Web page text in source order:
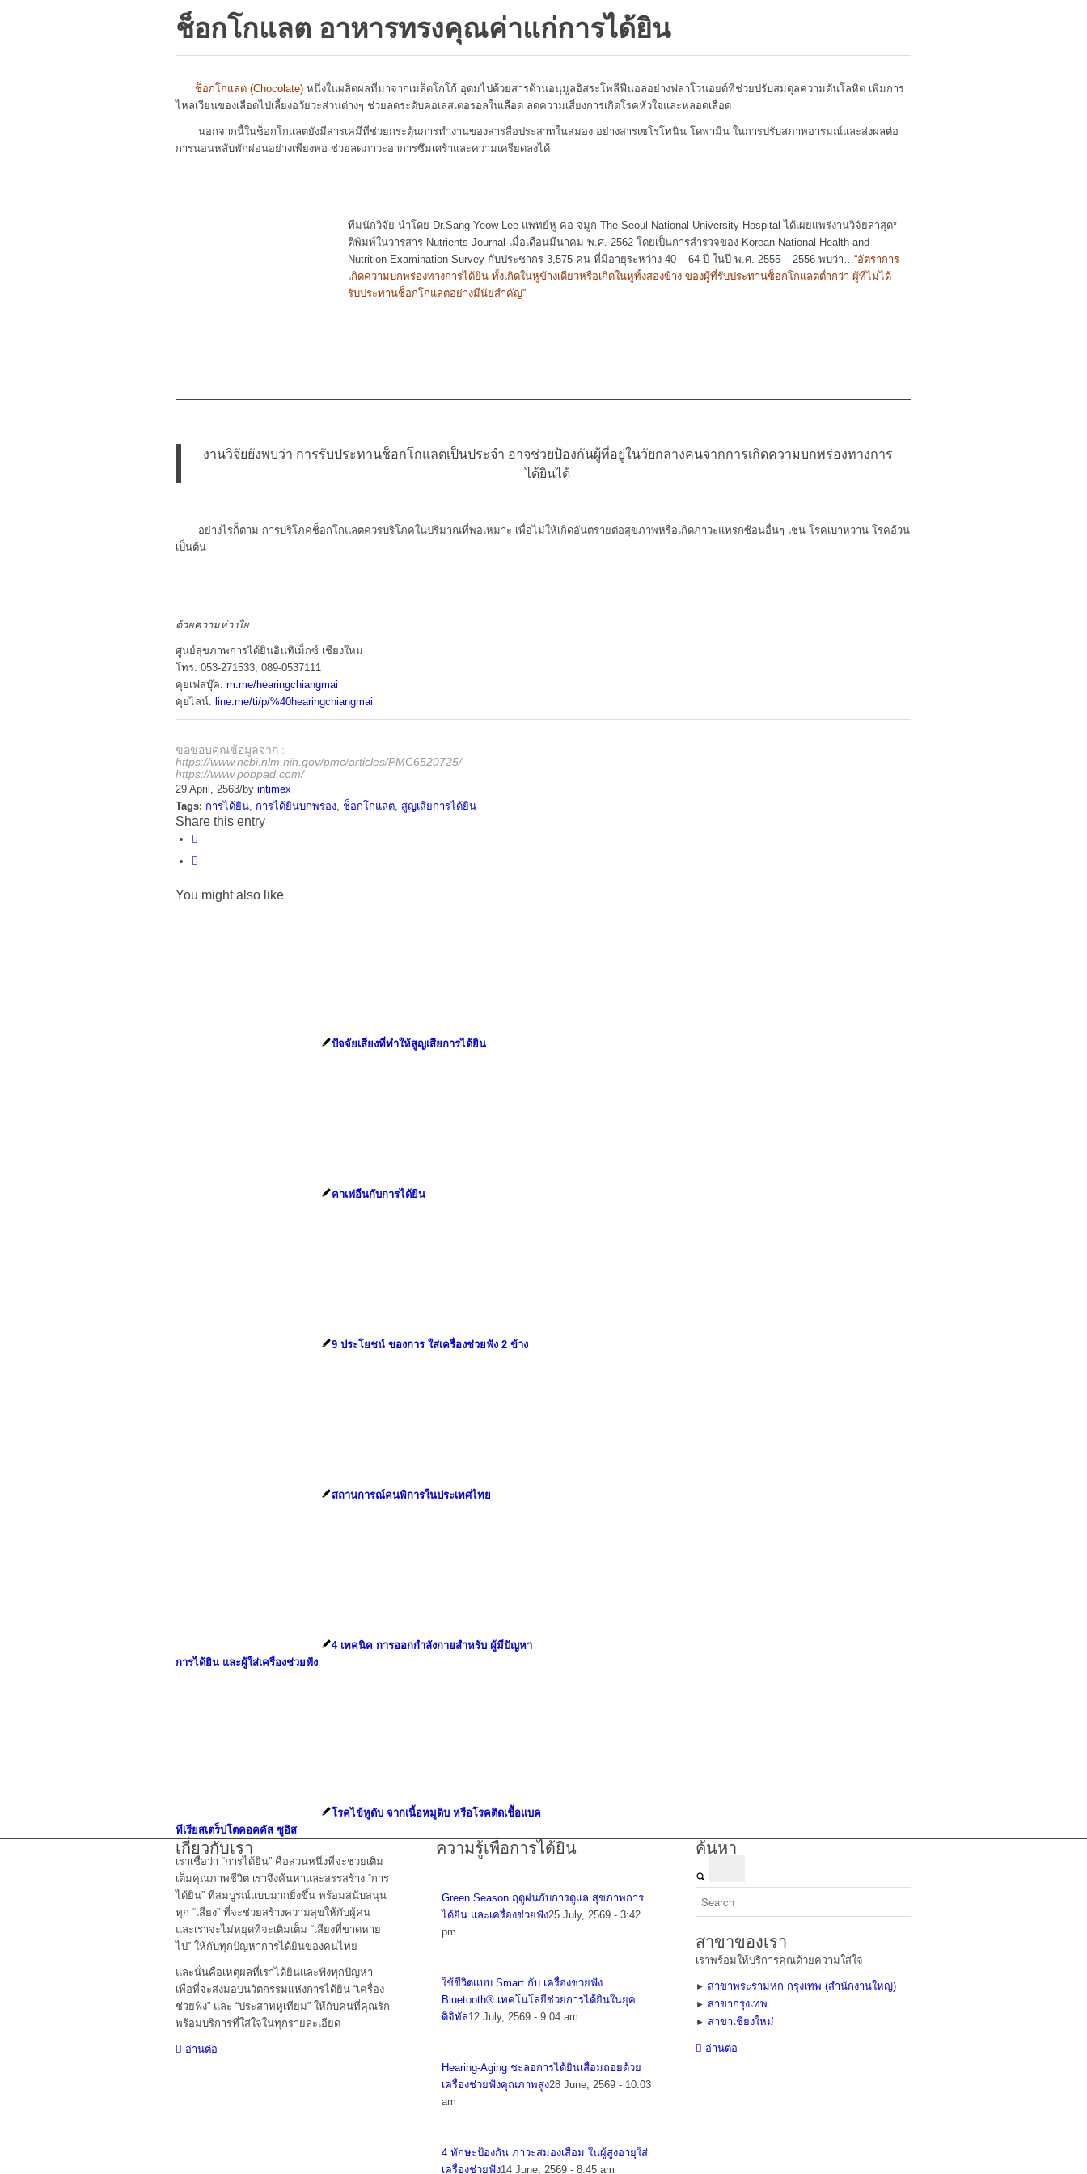
ช็อกโกแลต อาหารทรงคุณค่าแก่การได้ยิน
ช็อกโกแลต (Chocolate) หนึ่งในผลิตผลที่มาจากเมล็ดโกโก้ อุดมไปด้วยสารต้านอนุมูลอิสระโพลีฟีนอลอย่างฟลาโวนอยด์ที่ช่วยปรับสมดุลความดันโลหิต เพิ่มการ
ไหลเวียนของเลือดไปเลี้ยงอวัยวะส่วนต่างๆ ช่วยลดระดับคอเลสเตอรอลในเลือด ลดความเสี่ยงการเกิดโรคหัวใจและหลอดเลือด
นอกจากนี้ในช็อกโกแลตยังมีสารเคมีที่ช่วยกระตุ้นการทำงานของสารสื่อประสาทในสมอง อย่างสารเซโรโทนิน โดพามีน ในการปรับสภาพอารมณ์และส่งผลต่อ
การนอนหลับพักผ่อนอย่างเพียงพอ ช่วยลดภาวะอาการซึมเศร้าและความเครียดลงได้
ทีมนักวิจัย นำโดย Dr.Sang-Yeow Lee แพทย์หู คอ จมูก The Seoul National University Hospital ได้เผยแพร่งานวิจัยล่าสุด*
ตีพิมพ์ในวารสาร Nutrients Journal เมื่อเดือนมีนาคม พ.ศ. 2562 โดยเป็นการสำรวจของ Korean National Health and
Nutrition Examination Survey กับประชากร 3,575 คน ที่มีอายุระหว่าง 40 – 64 ปี ในปี พ.ศ. 2555 – 2556 พบว่า…“อัตราการ
เกิดความบกพร่องทางการได้ยิน ทั้งเกิดในหูข้างเดียวหรือเกิดในหูทั้งสองข้าง ของผู้ที่รับประทานช็อกโกแลตต่ำกว่า ผู้ที่ไม่ได้
รับประทานช็อกโกแลตอย่างมีนัยสำคัญ”
งานวิจัยยังพบว่า การรับประทานช็อกโกแลตเป็นประจำ อาจช่วยป้องกันผู้ที่อยู่ในวัยกลางคนจากการเกิดความบกพร่องทางการ
ได้ยินได้
อย่างไรก็ตาม การบริโภคช็อกโกแลตควรบริโภคในปริมาณที่พอเหมาะ เพื่อไม่ให้เกิดอันตรายต่อสุขภาพหรือเกิดภาวะแทรกซ้อนอื่นๆ เช่น โรคเบาหวาน โรคอ้วน
เป็นต้น
ด้วยความห่วงใย
ศูนย์สุขภาพการได้ยินอินทิเม็กซ์ เชียงใหม่
โทร: 053-271533, 089-0537111
คุยเฟสบุ๊ค: m.me/hearingchiangmai
คุยไลน์: line.me/ti/p/%40hearingchiangmai
ขอขอบคุณข้อมูลจาก :
https://www.ncbi.nlm.nih.gov/pmc/articles/PMC6520725/
https://www.pobpad.com/
29 April, 2563/by intimex
Tags: การได้ยิน, การได้ยินบกพร่อง, ช็อกโกแลต, สูญเสียการได้ยิน
Share this entry
You might also like
ปัจจัยเสี่ยงที่ทำให้สูญเสียการได้ยิน
คาเฟอีนกับการได้ยิน
9 ประโยชน์ ของการ ใส่เครื่องช่วยฟัง 2 ข้าง
สถานการณ์คนพิการในประเทศไทย
4 เทคนิค การออกกำลังกายสำหรับ ผู้มีปัญหา
การได้ยิน และผู้ใส่เครื่องช่วยฟัง
โรคไข้หูดับ จากเนื้อหมูดิบ หรือโรคติดเชื้อแบค
ทีเรียสเตร็ปโตคอคคัส ซูอิส
เกี่ยวกับเรา
เราเชื่อว่า “การได้ยิน” คือส่วนหนึ่งที่จะช่วยเติม
เต็มคุณภาพชีวิต เราจึงค้นหาและสรรสร้าง “การ
ได้ยิน” ที่สมบูรณ์แบบมากยิ่งขึ้น พร้อมสนับสนุน
ทุก “เสียง” ที่จะช่วยสร้างความสุขให้กับผู้คน
และเราจะไม่หยุดที่จะเติมเต็ม “เสียงที่ขาดหาย
ไป” ให้กับทุกปัญหาการได้ยินของคนไทย
และนั่นคือเหตุผลที่เราได้ยินและฟังทุกปัญหา
เพื่อที่จะส่งมอบนวัตกรรมแห่งการได้ยิน “เครื่อง
ช่วยฟัง” และ “ประสาทหูเทียม” ให้กับคนที่คุณรัก
พร้อมบริการที่ใส่ใจในทุกรายละเอียด
อ่านต่อ
ความรู้เพื่อการได้ยิน
Green Season ฤดูฝนกับการดูแล สุขภาพการ
ได้ยิน และเครื่องช่วยฟัง25 July, 2569 - 3:42
pm
ใช้ชีวิตแบบ Smart กับ เครื่องช่วยฟัง
Bluetooth® เทคโนโลยีช่วยการได้ยินในยุค
ดิจิทัล12 July, 2569 - 9:04 am
Hearing-Aging ชะลอการได้ยินเสื่อมถอยด้วย
เครื่องช่วยฟังคุณภาพสูง28 June, 2569 - 10:03
am
4 ทักษะป้องกัน ภาวะสมองเสื่อม ในผู้สูงอายุใส่
เครื่องช่วยฟัง14 June, 2569 - 8:45 am
ค้นหา
สาขาของเรา
เราพร้อมให้บริการคุณด้วยความใส่ใจ
► สาขาพระรามหก กรุงเทพ (สำนักงานใหญ่)
► สาขากรุงเทพ
► สาขาเชียงใหม่
อ่านต่อ